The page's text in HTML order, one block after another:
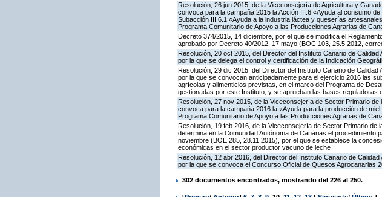
Resolución, 26 jun 2015, de la Viceconsejería de Agricultura y
convoca para la campaña 2015 la Acción III.6 «Ayuda al consumo
Subacción III.6.1 «Ayuda a la industria láctea y queserías
Programa Comunitario de Apoyo a las Producciones Agrarias de
Decreto 374/2015, 14 diciembre, por el que se modifica el
aprobado por Decreto 40/2012, 17 mayo (BOC 103, 25.5.2012,
Resolución, 20 oct 2015, del Director del Instituto Canario de
por la que se delega el control y certificación de la Indicación
Resolución, 29 dic 2015, del Director del Instituto Canario de
por la que se convocan anticipadamente para el ejercicio 2016 las
agrícolas y alimenticios previstas, en el marco del Programa de
gestionadas por este Instituto, y se aprueban las bases reguladoras
Resolución, 27 nov 2015, de la Viceconsejería de Sector Primario
convoca para la campaña 2016 la «Ayuda para la producción de
Programa Comunitario de Apoyo a las Producciones Agrarias de
Resolución, 19 feb 2016, de la Viceconsejería de Sector Primario
determina en la Comunidad Autónoma de Canarias el
noviembre (BOE 285, 28.11.2015), por el que se establece la
económicas en el sector productor vacuno de leche
Resolución, 12 abr 2016, del Director del Instituto Canario de
por la que se convoca el Concurso Oficial de Quesos Agrocanarias
302 documentos encontrados, mostrando del 226 al 250.